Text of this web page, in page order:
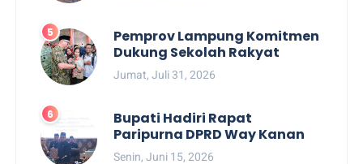
Pemprov Lampung Komitmen
Dukung Sekolah Rakyat
Jumat, Juli 31, 2026
Bupati Hadiri Rapat
Paripurna DPRD Way Kanan
Senin, Juni 15, 2026